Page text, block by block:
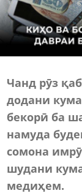
Чанд рӯз
додани ку
бекорӣ ба
намуда
сомона
шудани ку
медиҳем.